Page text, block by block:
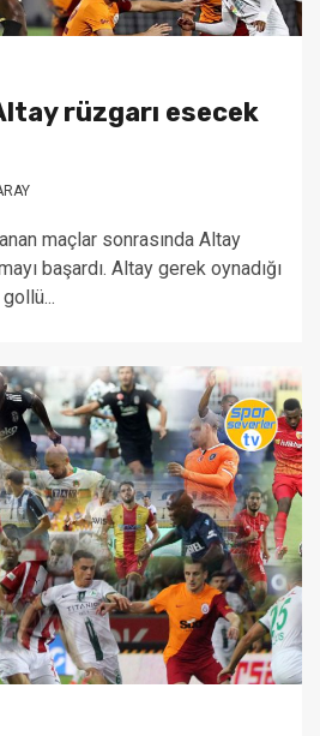
rüzgarı esecek
maçlar sonrasında Altay
başardı. Altay gerek oynadığı